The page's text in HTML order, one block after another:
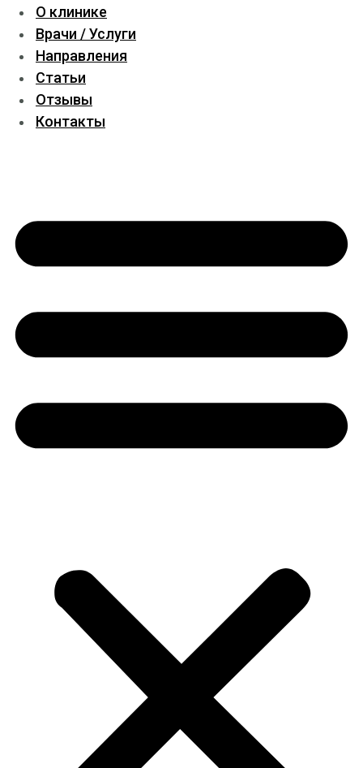
О клинике
Врачи / Услуги
Направления
Статьи
Отзывы
Контакты